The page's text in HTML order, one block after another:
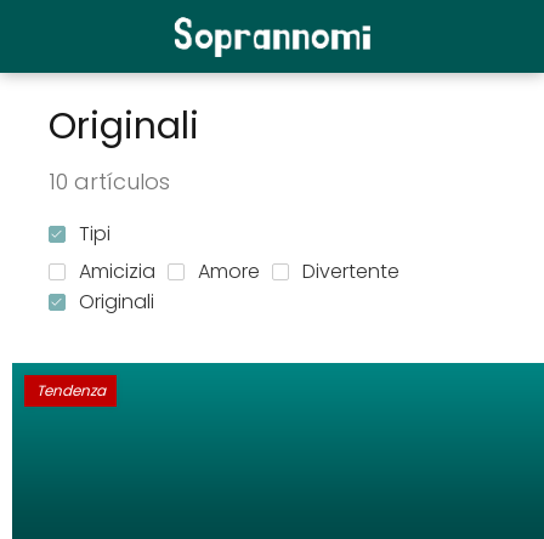
Originali
10 artículos
Tipi
Amicizia
Amore
Divertente
Originali
Tendenza